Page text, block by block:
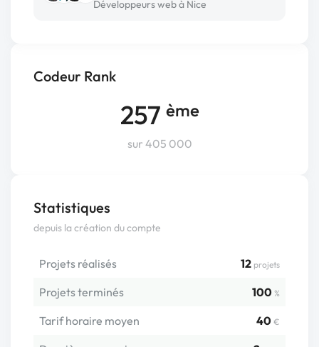
Codeur Rank
257 ème
sur 405 000
Statistiques
depuis la création du compte
Projets réalisés 12 projets
Projets terminés 100 %
Tarif horaire moyen 40 €
Développeurs web à Nice